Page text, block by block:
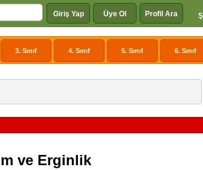
Giriş Yap Üye Ol Profil Ara
3. Sınıf 4. Sınıf 5. Sınıf 6. Sınıf
ve Erginlik